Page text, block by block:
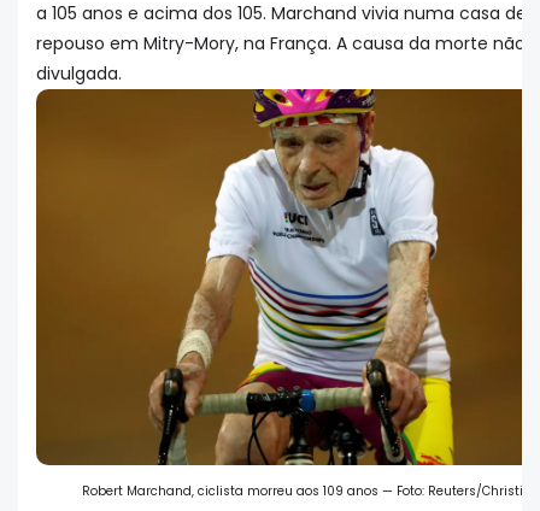
a 105 anos e acima dos 105. Marchand vivia numa casa de
repouso em Mitry-Mory, na França. A causa da morte não
divulgada.
Robert Marchand, ciclista morreu aos 109 anos — Foto: Reuters/Christian